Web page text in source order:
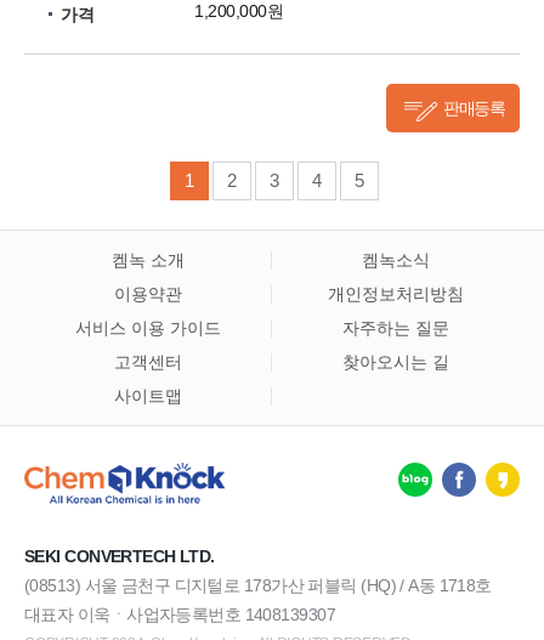
가격
1,200,000원
판매등록
1 2 3 4 5
켐녹 소개
켐녹소식
이용약관
개인정보처리방침
서비스 이용 가이드
자주하는 질문
고객센터
찾아오시는 길
사이트맵
SEKI CONVERTECH LTD.
(08513) 서울 금천구 디지털로 178가산 퍼블릭 (HQ) / A동 1718호
대표자 이욱ㆍ사업자등록번호 1408139307